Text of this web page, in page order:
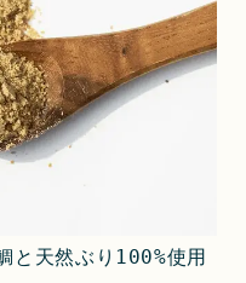
と天然ぶり100%使用